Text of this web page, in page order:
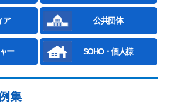
ア 公共団体
ー SOHO・個人様
集